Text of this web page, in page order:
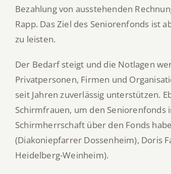
Bezahlung von ausstehenden
Rapp. Das Ziel des Seniorenfonds ist
zu leisten.
Der Bedarf steigt und die Notlagen
Privatpersonen, Firmen und
seit Jahren zuverlässig unterstützen.
Schirmfrauen, um den Seniorenfonds
Schirmherrschaft über den Fonds
(Diakoniepfarrer Dossenheim), Doris
Heidelberg-Weinheim).